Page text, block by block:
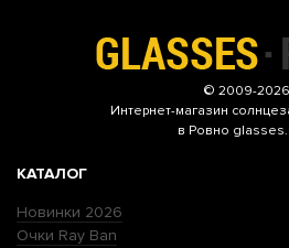
© 2009-2026
Интернет-магазин
в Ровно
КАТАЛОГ
Новинки 2026
Очки Ray Ban